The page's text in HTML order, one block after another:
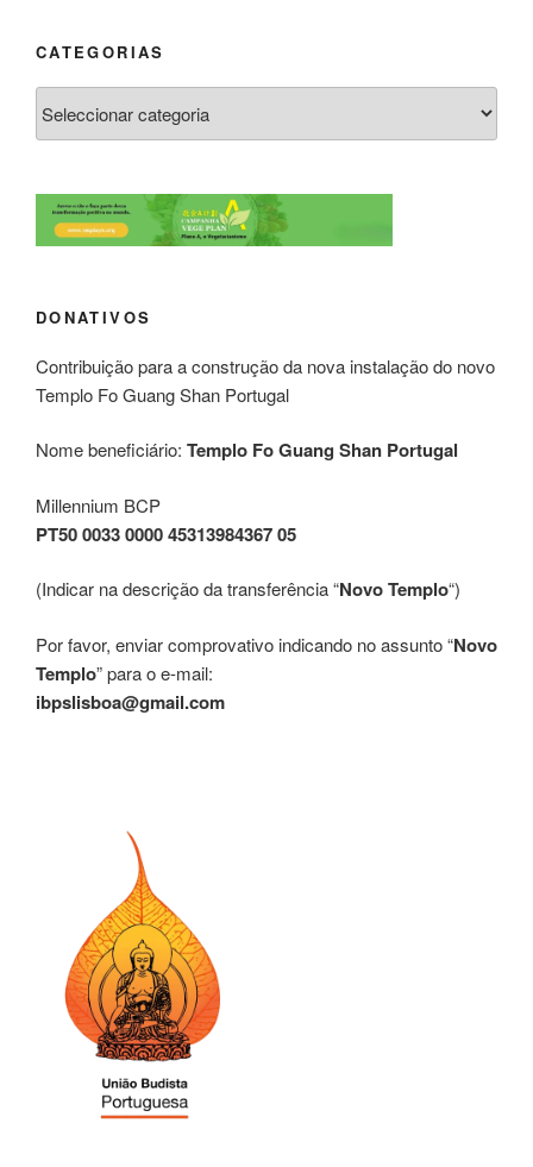
CATEGORIAS
DONATIVOS
Contribuição para a construção da nova instalação do novo
Templo Fo Guang Shan Portugal
Nome beneficiário: Templo Fo Guang Shan Portugal
Millennium BCP
PT50 0033 0000 45313984367 05
(Indicar na descrição da transferência “Novo Templo“)
Por favor, enviar comprovativo indicando no assunto “Novo
Templo” para o e-mail:
ibpslisboa@gmail.com